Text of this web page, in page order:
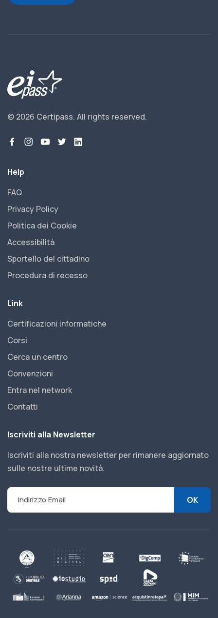
© 2026 Certipass. All rights reserved.
Help
FAQ
Privacy Policy
Politica dei Cookie
Accessibilità
Sportello del cittadino
Procedura di recesso
Link
Certificazioni informatiche
Corsi
Cerca un centro
Convenzioni
Entra nel network
Contatti
Iscriviti alla Newsletter
Iscriviti alla nostra newsletter per rimanere aggiornato
sulle nostre ultime novità.
Indirizzo Email OK